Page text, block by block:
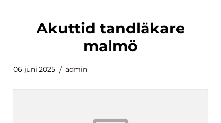
akuttid tandläkare
malmö
06 juni 2025 admin